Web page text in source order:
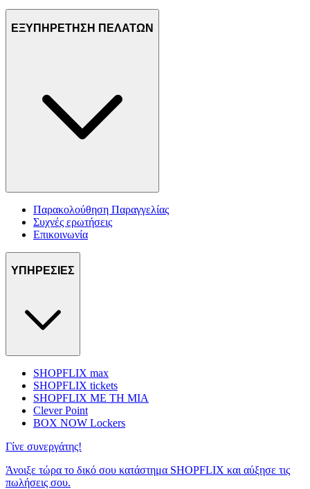
ΕΞΥΠΗΡΕΤΗΣΗ ΠΕΛΑΤΩΝ
Παρακολούθηση Παραγγελίας
Συχνές ερωτήσεις
Επικοινωνία
ΥΠΗΡΕΣΙΕΣ
SHOPFLIX max
SHOPFLIX tickets
SHOPFLIX ΜΕ ΤΗ ΜΙΑ
Clever Point
BOX NOW Lockers
Γίνε συνεργάτης!
Άνοιξε τώρα το δικό σου κατάστημα SHOPFLIX και αύξησε τις
πωλήσεις σου.